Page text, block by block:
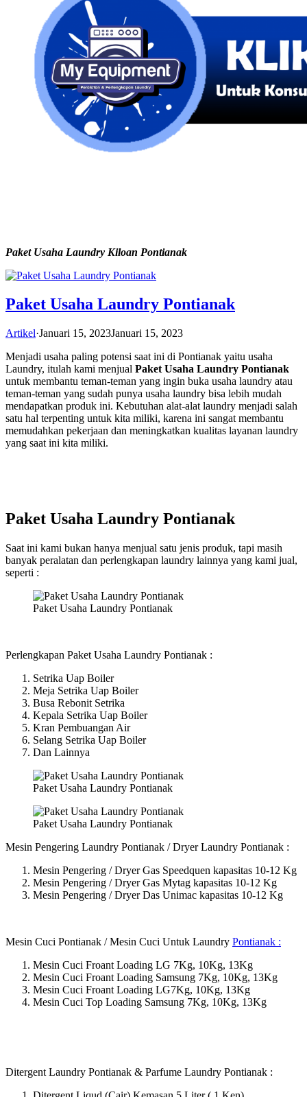
Paket Usaha Laundry Kiloan Pontianak
Paket Usaha Laundry Pontianak
Artikel·Januari 15, 2023Januari 15, 2023
Menjadi usaha paling potensi saat ini di Pontianak yaitu usaha
Laundry, itulah kami menjual Paket Usaha Laundry Pontianak
untuk membantu teman-teman yang ingin buka usaha laundry atau
teman-teman yang sudah punya usaha laundry bisa lebih mudah
mendapatkan produk ini. Kebutuhan alat-alat laundry menjadi salah
satu hal terpenting untuk kita miliki, karena ini sangat membantu
memudahkan pekerjaan dan meningkatkan kualitas layanan laundry
yang saat ini kita miliki.
Paket Usaha Laundry Pontianak
Saat ini kami bukan hanya menjual satu jenis produk, tapi masih
banyak peralatan dan perlengkapan laundry lainnya yang kami jual,
seperti :
Paket Usaha Laundry Pontianak
Perlengkapan Paket Usaha Laundry Pontianak :
Setrika Uap Boiler
Meja Setrika Uap Boiler
Busa Rebonit Setrika
Kepala Setrika Uap Boiler
Kran Pembuangan Air
Selang Setrika Uap Boiler
Dan Lainnya
Paket Usaha Laundry Pontianak
Paket Usaha Laundry Pontianak
Mesin Pengering Laundry Pontianak / Dryer Laundry Pontianak :
Mesin Pengering / Dryer Gas Speedquen kapasitas 10-12 Kg
Mesin Pengering / Dryer Gas Mytag kapasitas 10-12 Kg
Mesin Pengering / Dryer Das Unimac kapasitas 10-12 Kg
Mesin Cuci Pontianak / Mesin Cuci Untuk Laundry Pontianak :
Mesin Cuci Froant Loading LG 7Kg, 10Kg, 13Kg
Mesin Cuci Froant Loading Samsung 7Kg, 10Kg, 13Kg
Mesin Cuci Froant Loading LG7Kg, 10Kg, 13Kg
Mesin Cuci Top Loading Samsung 7Kg, 10Kg, 13Kg
Ditergent Laundry Pontianak & Parfume Laundry Pontianak :